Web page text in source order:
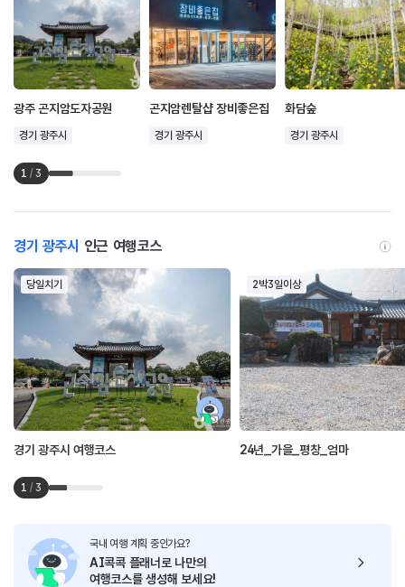
광주 곤지암도자공원
경기 광주시
곤지암렌탈샵 장비좋은집
경기 광주시
화담숲
경기 광주시
1 / 3
경기 광주시 인근 여행코스
당일치기
경기 광주시 여행코스
2박3일이상
24년_가을_평창_엄마
1 / 3
국내 여행 계획 중인가요?
AI콕콕 플래너로 나만의
여행코스를 생성해 보세요!